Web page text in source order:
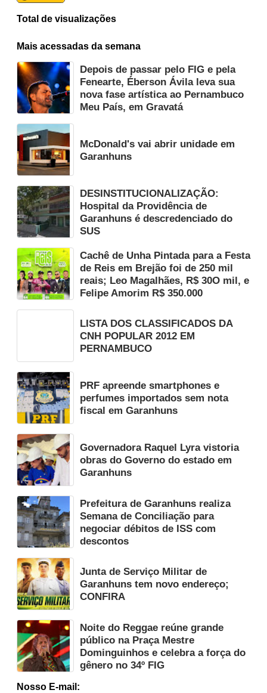
Total de visualizações
Mais acessadas da semana
Depois de passar pelo FIG e pela
Fenearte, Éberson Ávila leva sua
nova fase artística ao Pernambuco
Meu País, em Gravatá
McDonald's vai abrir unidade em
Garanhuns
DESINSTITUCIONALIZAÇÃO:
Hospital da Providência de
Garanhuns é descredenciado do
SUS
Cachê de Unha Pintada para a Festa
de Reis em Brejão foi de 250 mil
reais; Leo Magalhães, R$ 30O mil, e
Felipe Amorim R$ 350.000
LISTA DOS CLASSIFICADOS DA
CNH POPULAR 2012 EM
PERNAMBUCO
PRF apreende smartphones e
perfumes importados sem nota
fiscal em Garanhuns
Governadora Raquel Lyra vistoria
obras do Governo do estado em
Garanhuns
Prefeitura de Garanhuns realiza
Semana de Conciliação para
negociar débitos de ISS com
descontos
Junta de Serviço Militar de
Garanhuns tem novo endereço;
CONFIRA
Noite do Reggae reúne grande
público na Praça Mestre
Dominguinhos e celebra a força do
gênero no 34º FIG
Nosso E-mail: